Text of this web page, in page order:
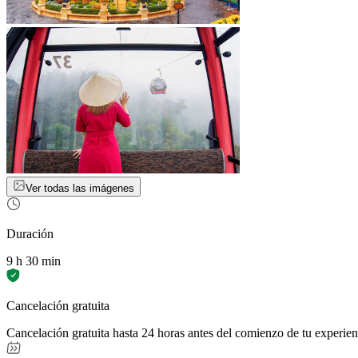
Ver todas las imágenes
Duración
9 h 30 min
Cancelación gratuita
Cancelación gratuita hasta 24 horas antes del comienzo de tu